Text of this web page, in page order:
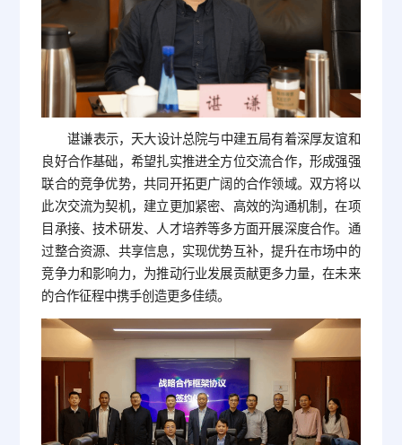
谌谦表示，天大设计总院与中建五局有着深厚友谊和
良好合作基础，希望扎实推进全方位交流合作，形成强强
联合的竞争优势，共同开拓更广阔的合作领域。双方将以
此次交流为契机，建立更加紧密、高效的沟通机制，在项
目承接、技术研发、人才培养等多方面开展深度合作。通
过整合资源、共享信息，实现优势互补，提升在市场中的
竞争力和影响力，为推动行业发展贡献更多力量，在未来
的合作征程中携手创造更多佳绩。